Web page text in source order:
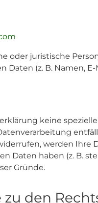
oder juristische
(z. B. Namen,
keine
werden Ihre
Daten haben (z. B.
Gründe.
den